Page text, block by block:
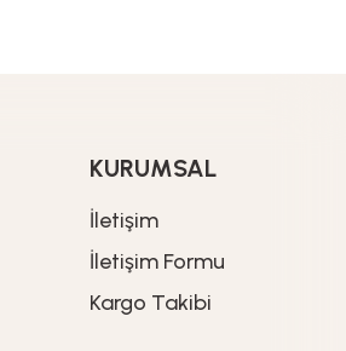
KURUMSAL
İletişim
İletişim Formu
Kargo Takibi